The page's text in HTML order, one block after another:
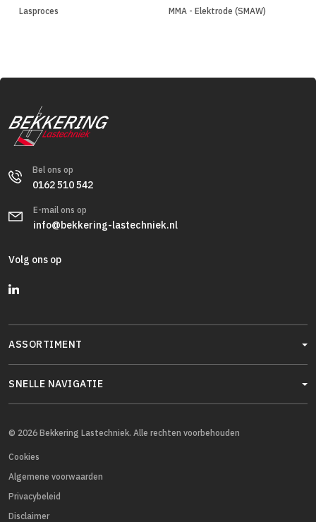
Lasproces MMA - Elektrode (SMAW)
Bel ons op
0162 510 542
E-mail ons op
info@bekkering-lastechniek.nl
Volg ons op
ASSORTIMENT
SNELLE NAVIGATIE
© 2026 Bekkering Lastechniek. Alle rechten voorbehouden
Cookies
Algemene voorwaarden
Privacybeleid
Disclaimer